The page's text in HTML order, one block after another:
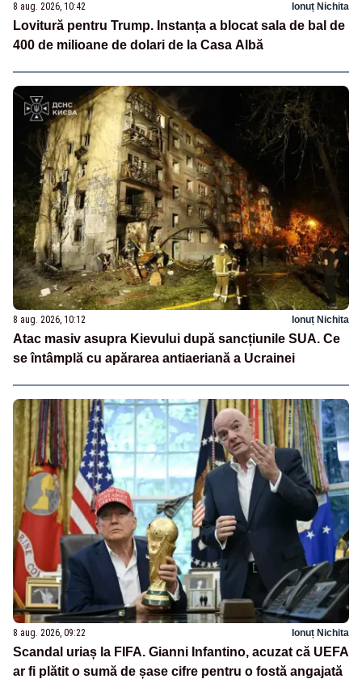
8 aug. 2026, 10:42 Ionuț Nichita
Lovitură pentru Trump. Instanța a blocat sala de bal de
400 de milioane de dolari de la Casa Albă
8 aug. 2026, 10:12 Ionuț Nichita
Atac masiv asupra Kievului după sancțiunile SUA. Ce
se întâmplă cu apărarea antiaeriană a Ucrainei
8 aug. 2026, 09:22 Ionuț Nichita
Scandal uriaș la FIFA. Gianni Infantino, acuzat că UEFA
ar fi plătit o sumă de șase cifre pentru o fostă angajată